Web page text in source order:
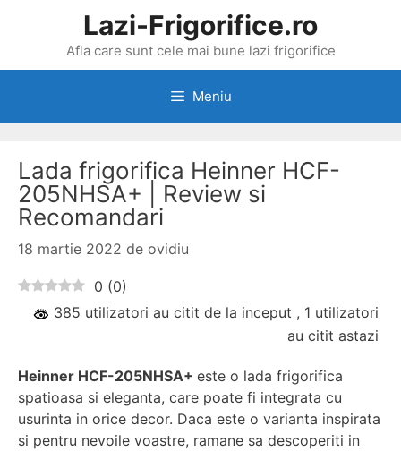
Lazi-Frigorifice.ro
Afla care sunt cele mai bune lazi frigorifice
Meniu
Lada frigorifica Heinner HCF-
205NHSA+ | Review si
Recomandari
18 martie 2022 de ovidiu
0 (0)
385 utilizatori au citit de la inceput , 1 utilizatori
au citit astazi
Heinner HCF-205NHSA+ este o lada frigorifica
spatioasa si eleganta, care poate fi integrata cu
usurinta in orice decor. Daca este o varianta inspirata
si pentru nevoile voastre, ramane sa descoperiti in